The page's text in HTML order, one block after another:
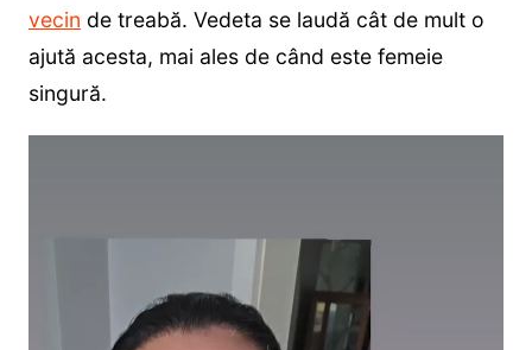
vecin de treabă. Vedeta se laudă cât de mult o
ajută acesta, mai ales de când este femeie
singură.